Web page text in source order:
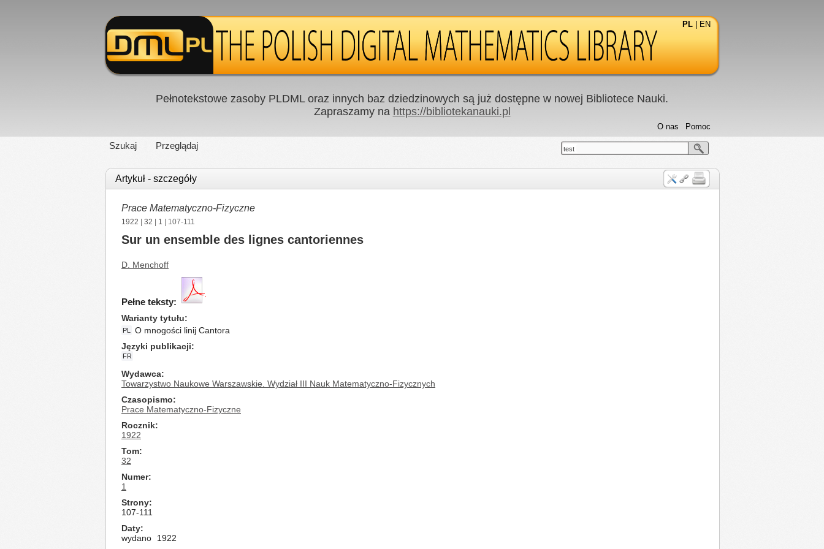
PL EN
Pełnotekstowe zasoby PLDML oraz innych baz dziedzinowych są już dostępne w nowej Bibliotece Nauki.
Zapraszamy na https://bibliotekanauki.pl
Szukaj Przeglądaj
Pomoc
O nas
test
Artykuł - szczegóły
Prace Matematyczno-Fizyczne
1922 32 1 | 107-111
Sur un ensemble des lignes cantoriennes
D. Menchoff
Pełne teksty:
Warianty tytułu
PL
O mnogości linij Cantora
Języki publikacji
FR
Wydawca
Towarzystwo Naukowe Warszawskie. Wydział III Nauk Matematyczno-Fizycznych
Czasopismo
Prace Matematyczno-Fizyczne
Rocznik
1922
Tom
32
Numer
1
Strony
107-111
Daty
wydano
1922